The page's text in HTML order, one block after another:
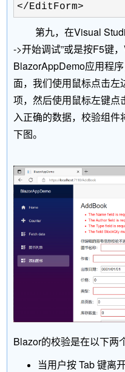
</EditForm>
第九，在Visual
->开始调试”或是按F5键
BlazorAppDemo应用程
面，我们使用鼠标点击左
项，然后使用鼠标左键点
入正确的数据，校验组
下图。
Blazor的校验是在以下两
当用户按 Tab 键离